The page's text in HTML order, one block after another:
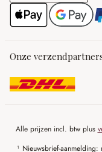
Onze
Alle prijzen incl. btw plus
¹ Nieuwsbrief-